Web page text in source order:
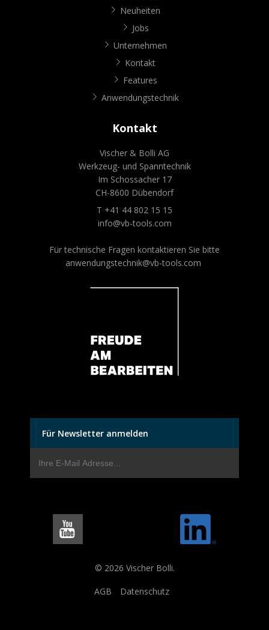
Neuheiten
Jobs
Unternehmen
Kontakt
Features
Anwendungstechnik
Kontakt
Vischer & Bolli AG
Werkzeug- und Spanntechnik
Im Schossacher 17
CH-8600 Dübendorf
T +41 44 802 15 15
info@vb-tools.com
Für technische Fragen kontaktieren Sie bitte
anwendungstechnik@vb-tools.com
Für Newsletter anmelden
© 2026 Vischer Bolli.
AGB Datenschutz